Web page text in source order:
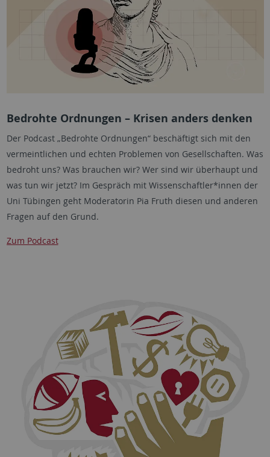
Bedrohte Ordnungen – Krisen anders denken
Der Podcast „Bedrohte Ordnungen“ beschäftigt sich mit den
vermeintlichen und echten Problemen von Gesellschaften. Was
bedroht uns? Was brauchen wir? Wer sind wir überhaupt und
was tun wir jetzt? Im Gespräch mit Wissenschaftler*innen der
Uni Tübingen geht Moderatorin Pia Fruth diesen und anderen
Fragen auf den Grund.
Zum Podcast